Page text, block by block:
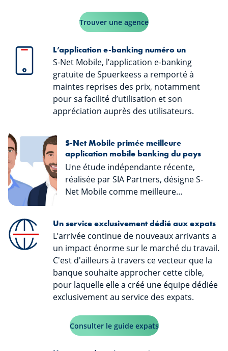
Trouver une agence
L’application e-banking numéro un
S-Net Mobile, l’application e-banking
gratuite de Spuerkeess a remporté à
maintes reprises des prix, notamment
pour sa facilité d’utilisation et son
appréciation auprès des utilisateurs.
S-Net Mobile primée meilleure
application mobile banking du pays
Une étude indépendante récente,
réalisée par SIA Partners, désigne S-
Net Mobile comme meilleure
l’occasion de nous entretenir avec
Daniel Madariaga, Deputy Head of
Business Innovation Office, et
Christophe Medinger, Deputy Head of
Digitalisation, auprès de Spuerkeess,
pour en savoir plus quant au chemin
parcouru par les équipes en charge
de S-Net pour en arriver à ce succès
pour la troisième année consécutive.
Un service exclusivement dédié aux expats
L’arrivée continue de nouveaux arrivants a
un impact énorme sur le marché du travail.
C'est d'ailleurs à travers ce vecteur que la
banque souhaite approcher cette cible,
pour laquelle elle a créé une équipe dédiée
exclusivement au service des expats.
Consulter le guide expats